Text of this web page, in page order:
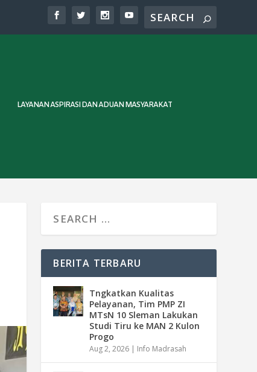
LAYANAN ASPIRASI DAN ADUAN MASYARAKAT
BERITA TERBARU
Tngkatkan Kualitas
Pelayanan, Tim PMP ZI
MTsN 10 Sleman Lakukan
Studi Tiru ke MAN 2 Kulon
Progo
Aug 2, 2026 | Info Madrasah